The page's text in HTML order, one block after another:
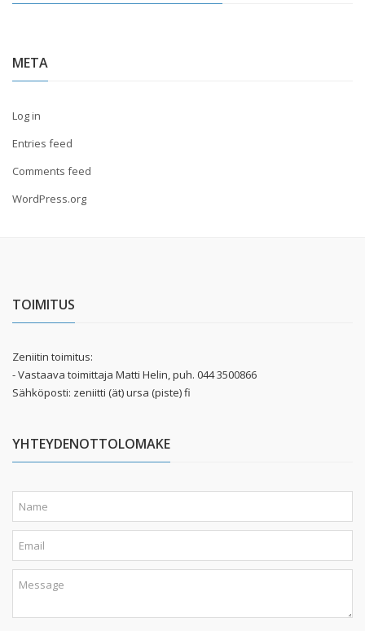
META
Log in
Entries feed
Comments feed
WordPress.org
TOIMITUS
Zeniitin toimitus:
- Vastaava toimittaja Matti Helin, puh. 044 3500866
Sähköposti: zeniitti (ät) ursa (piste) fi
YHTEYDENOTTOLOMAKE